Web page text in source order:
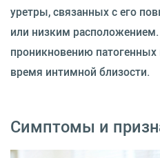
уретры, связанных с его
или низким
проникновению
время интимной близости.
Симптомы и